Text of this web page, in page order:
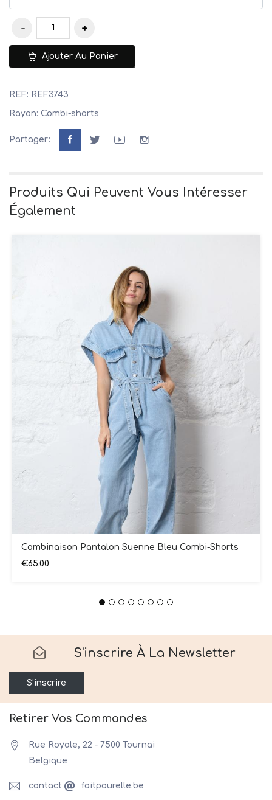
Ajouter Au Panier
REF: REF3743
Rayon: Combi-shorts
Partager:
Produits Qui Peuvent Vous Intéresser
Également
Combinaison Pantalon Suenne Bleu Combi-Shorts
€65.00
S'inscrire À La Newsletter
S'inscrire
Retirer Vos Commandes
Rue Royale, 22 - 7500 Tournai
Belgique
contact faitpourelle.be